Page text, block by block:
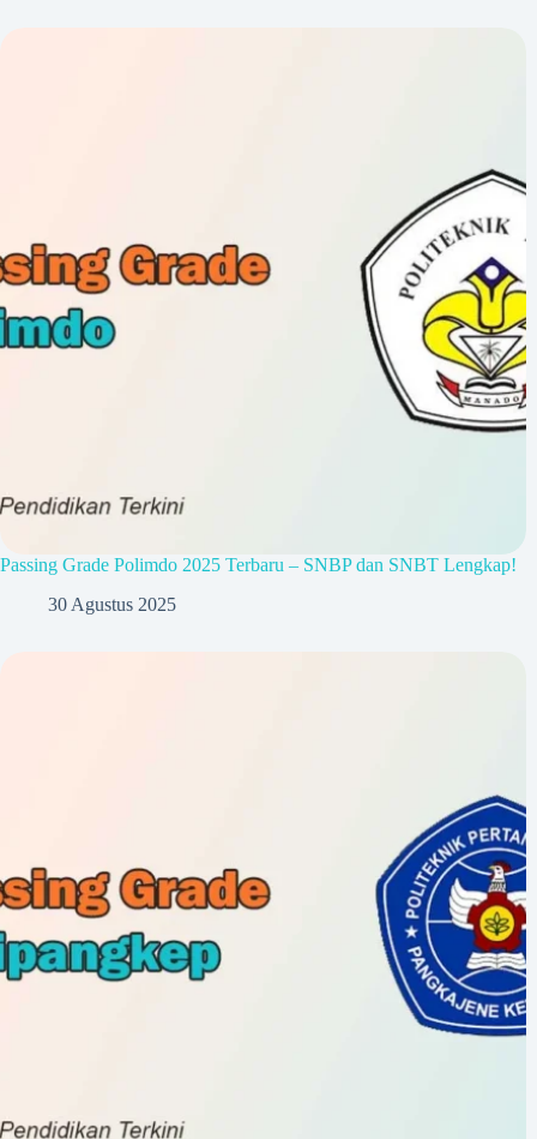
Passing Grade Polimdo 2025 Terbaru – SNBP dan SNBT Lengkap!
30 Agustus 2025